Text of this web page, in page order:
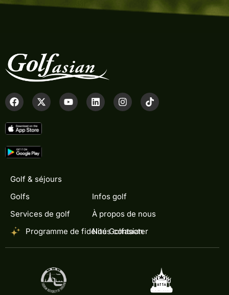
Golf & séjours
Golfs
Services de golf
Programme de fidélité Golfasian
Infos golf
À propos de nous
Nous contacter